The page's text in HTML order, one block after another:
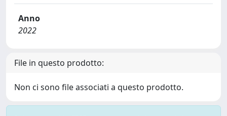
Anno
2022
File in questo prodotto:
Non ci sono file associati a questo prodotto.